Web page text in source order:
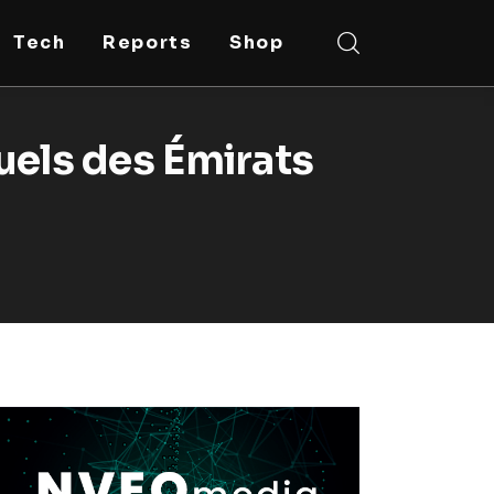
Tech Reports Shop
des Émirats